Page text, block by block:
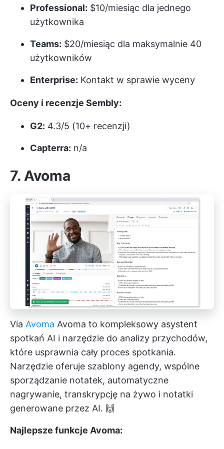
Professional: $10/miesiąc dla jednego
użytkownika
Teams: $20/miesiąc dla maksymalnie 40
użytkowników
Enterprise: Kontakt w sprawie wyceny
Oceny i recenzje Sembly:
G2: 4.3/5 (10+ recenzji)
Capterra: n/a
7. Avoma
Via Avoma Avoma to kompleksowy asystent
spotkań AI i narzędzie do analizy przychodów,
które usprawnia cały proces spotkania.
Narzędzie oferuje szablony agendy, wspólne
sporządzanie notatek, automatyczne
nagrywanie, transkrypcję na żywo i notatki
generowane przez AI. 🙌
Najlepsze funkcje Avoma: